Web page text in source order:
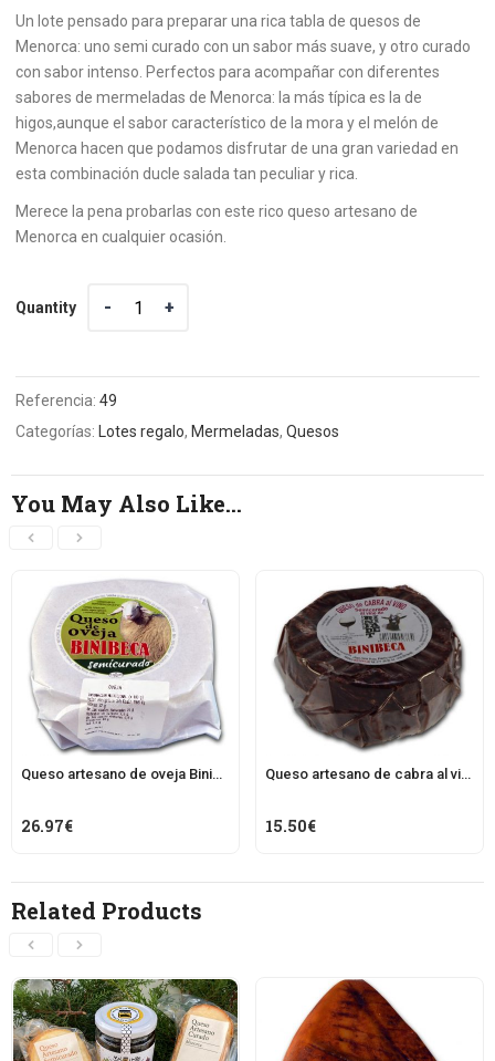
Un lote pensado para preparar una rica tabla de quesos de
Menorca: uno semi curado con un sabor más suave, y otro curado
con sabor intenso. Perfectos para acompañar con diferentes
sabores de mermeladas de Menorca: la más típica es la de
higos,aunque el sabor característico de la mora y el melón de
Menorca hacen que podamos disfrutar de una gran variedad en
esta combinación ducle salada tan peculiar y rica.
Merece la pena probarlas con este rico queso artesano de
Menorca en cualquier ocasión.
Quantity
Quantity
Referencia:49
Categorías: Lotes regalo, Mermeladas,Quesos
You May Also Like…
Queso artesano de oveja Binibeca
26.97€
Queso artesano de cabra al vino Binibeca
15.50€
Related Products